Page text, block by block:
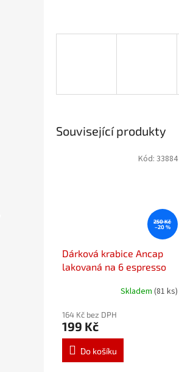
Související produkty
250 Kč
–20 %
Dárková krabice Ancap
lakovaná na 6 espresso
Skladem (81 ks)
164 Kč bez DPH
199 Kč
Do košíku
Kód: 33884